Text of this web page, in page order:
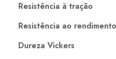
Resistência à tração
Resistência ao rendimento
Dureza Vickers